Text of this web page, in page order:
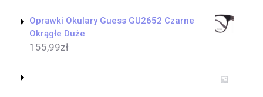
Oprawki Okulary Guess GU2652 Czarne
Okrągłe Duże
155,99zł